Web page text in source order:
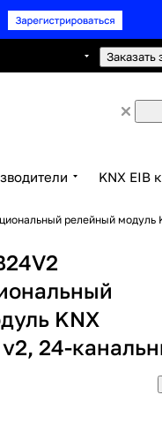
Заказать
KNX EIB
релейный модуль
KNX
24-